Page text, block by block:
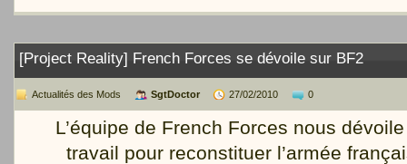
[Project Reality] French Forces se dévoile sur BF2
Actualités des Mods SgtDoctor 27/02/2010 0
L’équipe de French Forces nous
travail pour reconstituer l’armée